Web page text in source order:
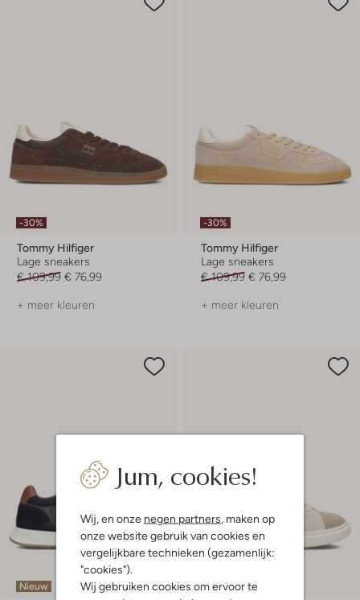
Jum, cookies!
Wij, en onze negen partners , maken op
onze website gebruik van cookies en
vergelijkbare technieken (gezamenlijk:
"cookies").
Wij gebruiken cookies om ervoor te
-30%
Tommy Hilfiger
Lage sneakers
€ 109,99 € 76,99
+ meer kleuren
-30%
Tommy Hilfiger
Lage sneakers
€ 109,99 € 76,99
+ meer kleuren
Nieuw Nieuw